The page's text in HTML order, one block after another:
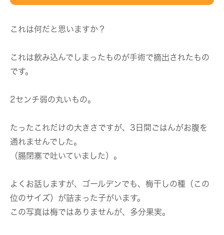
これは何だと思いますか？
これは飲み込んでしまったものが手術で摘出されたもの
です。
2センチ弱の丸いもの。
たったこれだけの大きさですが、3日間ごはんがお腹を
通れませんでした。
（腸閉塞で吐いていました）。
よくお話しますが、ゴールデンでも、梅干しの種（この
位のサイズ）が詰まった子がいます。
この写真は梅ではありませんが、多分果実。